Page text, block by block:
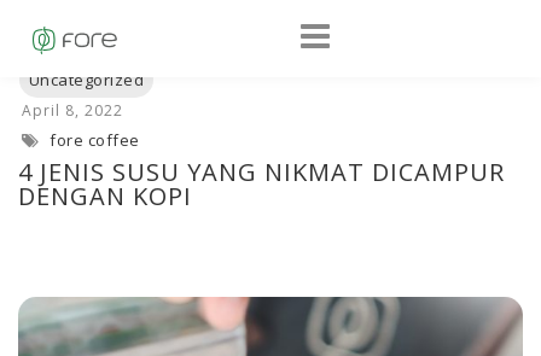
4 JENIS SUSU YANG NIKMAT DICAMPUR
DENGAN KOPI
fore coffee